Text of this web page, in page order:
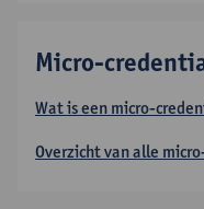
Micro-
Wat is een micro-
Overzicht van alle